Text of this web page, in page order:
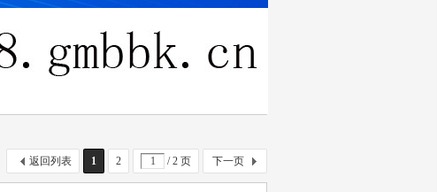
1 2 / 2 页 下一页
返回列表